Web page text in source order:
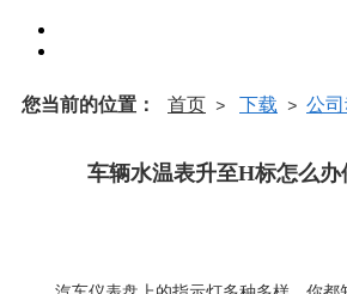
您当前的位置： 首页 > 下载 > 公
车辆水温表升至H标怎么办